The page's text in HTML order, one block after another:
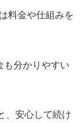
料金や仕組みを
も分かりやすい
、安心して続け